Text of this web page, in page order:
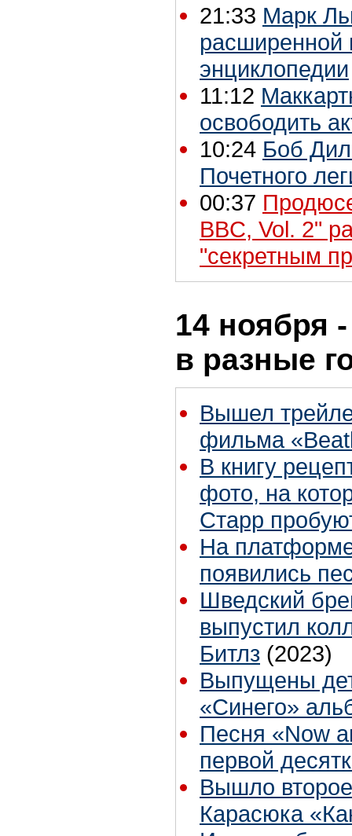
21:33 Марк
расширенной
энциклопедии
11:12
освободить
10:24 Боб
Почетного
00:37
BBC, Vol. 2"
"секретным
14 ноября
в разные
Вышел
фильма
В книгу
фото, на
Старр
На
появились
Шведский
выпустил
Битлз (2023)
Выпущены
«Синего»
Песня «Now
первой
Вышло
Карасюка